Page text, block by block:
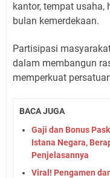
kantor, tempat usaha,
bulan kemerdekaan.
Partisipasi
dalam membangun
memperkuat
BACA JUGA
Gaji dan Bonus
Istana Negara,
Penjelasannya
Viral! Pengamen